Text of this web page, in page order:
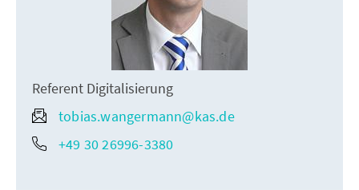
Referent Digitalisierung
tobias.wangermann@kas.de
+49 30 26996-3380